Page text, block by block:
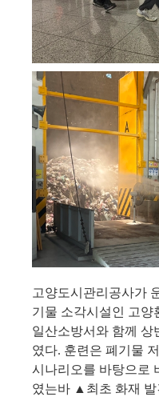
고양도시관리공사가
기물 소각시설인 고양
일산소방서와 함께 상
였다. 훈련은 폐기물
시나리오를 바탕으로
였는바 ▲ 최초 화재